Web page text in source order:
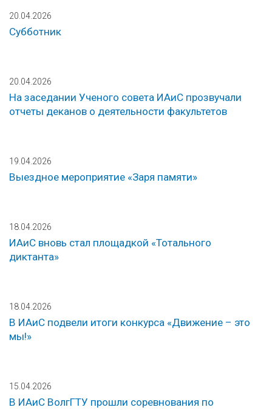
20.04.2026
Субботник
20.04.2026
На заседании Ученого совета ИАиС прозвучали
отчеты деканов о деятельности факультетов
19.04.2026
Выездное мероприятие «Заря памяти»
18.04.2026
ИАиС вновь стал площадкой «Тотального
диктанта»
18.04.2026
В ИАиС подвели итоги конкурса «Движение – это
мы!»
15.04.2026
В ИАиС ВолгГТУ прошли соревнования по